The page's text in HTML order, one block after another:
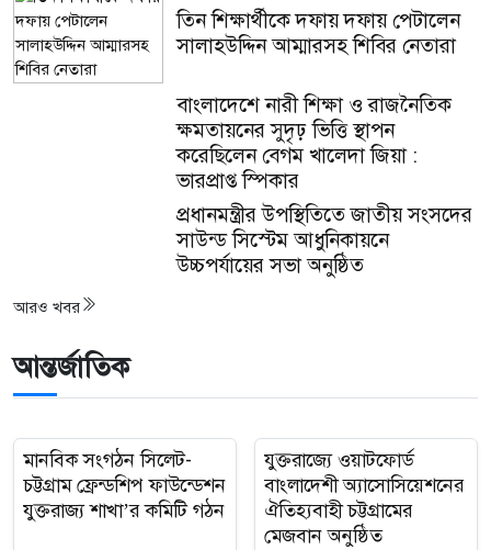
তিন শিক্ষার্থীকে দফায় দফায় পেটালেন
সালাহউদ্দিন আম্মারসহ শিবির নেতারা
বাংলাদেশে নারী শিক্ষা ও রাজনৈতিক
ক্ষমতায়নের সুদৃঢ় ভিত্তি স্থাপন
করেছিলেন বেগম খালেদা জিয়া :
ভারপ্রাপ্ত স্পিকার
প্রধানমন্ত্রীর উপস্থিতিতে জাতীয় সংসদের
সাউন্ড সিস্টেম আধুনিকায়নে
উচ্চপর্যায়ের সভা অনুষ্ঠিত
আরও খবর
আন্তর্জাতিক
মানবিক সংগঠন সিলেট-
চট্টগ্রাম ফ্রেন্ডশিপ ফাউন্ডেশন
যুক্তরাজ্য শাখা’র কমিটি গঠন
যুক্তরাজ্যে ওয়াটফোর্ড
বাংলাদেশী অ্যাসোসিয়েশনের
ঐতিহ্যবাহী চট্টগ্রামের
মেজবান অনুষ্ঠিত